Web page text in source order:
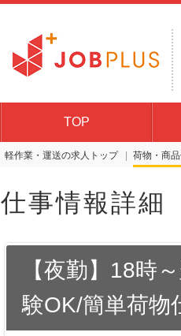
TOP
軽作業・運送の求人トップ 荷物・商
仕事情報詳細
【夜勤】18時
験OK/簡単荷物